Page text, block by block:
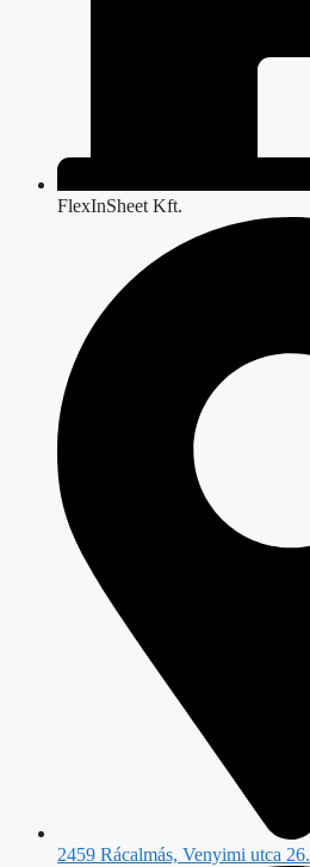
FlexInSheet Kft.
2459 Rácalmás, Venyimi utca 26.